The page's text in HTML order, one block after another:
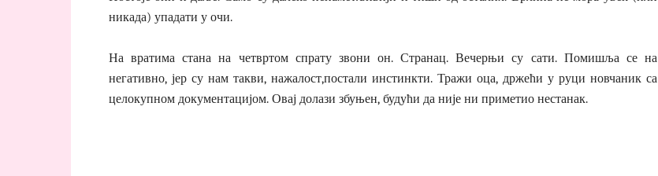
никада) упадати у очи.
На вратима стана на четвртом спрату звони он. Странац. Вечерњи су сати. Помишља се на
негативно, јер су нам такви, нажалост,постали инстинкти. Тражи оца, држећи у руци новчаник са
целокупном документацијом. Овај долази збуњен, будући да није ни приметио нестанак.